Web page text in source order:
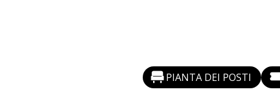
PIANTA DEI POSTI